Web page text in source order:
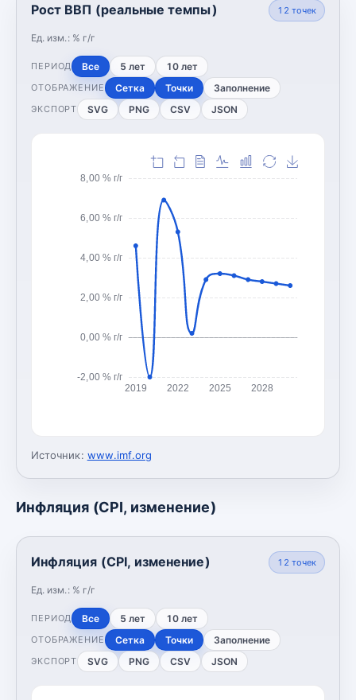
Рост ВВП (реальные темпы)
Ед. изм.: % г/г
12 точек
ПЕРИОД Все 5 лет 10 лет
ОТОБРАЖЕНИЕ Сетка Точки Заполнение
ЭКСПОРТ SVG PNG CSV JSON
-2,00 % г/г
0,00 % г/г
2,00 % г/г
4,00 % г/г
6,00 % г/г
8,00 % г/г
2019 2022 2025 2028
Источник: www.imf.org
Инфляция (CPI, изменение)
Инфляция (CPI, изменение)
Ед. изм.: % г/г
12 точек
ПЕРИОД Все 5 лет 10 лет
ОТОБРАЖЕНИЕ Сетка Точки Заполнение
ЭКСПОРТ SVG PNG CSV JSON